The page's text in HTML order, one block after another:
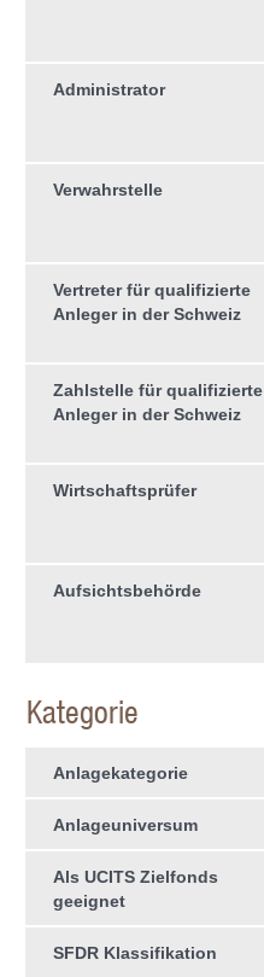
Administrator
Verwahrstelle
Vertreter für qualifizierte
Anleger in der Schweiz
Zahlstelle für qualifizierte
Anleger in der Schweiz
Wirtschaftsprüfer
Aufsichtsbehörde
Kategorie
Anlagekategorie
Anlageuniversum
Als UCITS Zielfonds
geeignet
SFDR Klassifikation